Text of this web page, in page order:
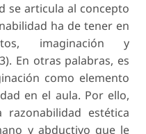
se articula al concepto
ha de tener en
imaginación y
En otras palabras, es
como elemento
en el aula. Por ello,
estética
y abductivo que le